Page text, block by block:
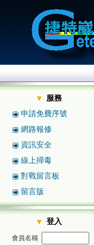
服務
申請免費序號
網路報修
資訊安全
線上掃毒
對戰留言板
留言版
登入
會員名稱